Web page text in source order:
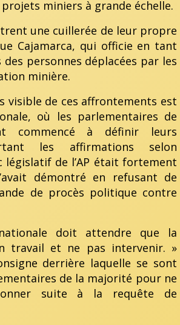
miniers à grande échelle.
une cuillerée de leur propre
Cajamarca, qui officie en tant
des personnes déplacées par les
minière.
visible de ces affrontements est
où les parlementaires de
commencé à définir leurs
les affirmations selon
législatif de l’AP était fortement
démontré en refusant de
de procès politique contre
nationale doit attendre que la
travail et ne pas intervenir. »
derrière laquelle se sont
de la majorité pour ne
suite à la requête de